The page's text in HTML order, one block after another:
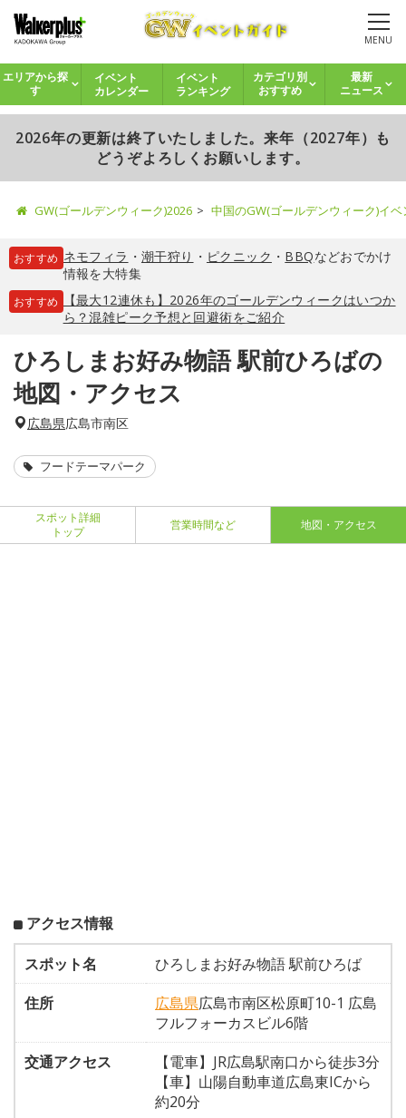
MENU
エリアから探
す
イベント
カレンダー
イベント
ランキング
カテゴリ別
おすすめ
最新
ニュース
2026年の更新は終了いたしました。来年（2027年）も
どうぞよろしくお願いします。
GW(ゴールデンウィーク)2026 中国のGW(ゴールデンウィーク)イ
おすすめ ネモフィラ ・ 潮干狩り ・ ピクニック ・ BBQなどおでかけ
情報を大特集
おすすめ
【最大12連休も】2026年のゴールデンウィークはいつか
ら？混雑ピーク予想と回避術をご紹介
ひろしまお好み物語 駅前ひろばの
地図・アクセス
広島県広島市南区
フードテーマパーク
スポット詳細
トップ
営業時間など 地図・アクセス
アクセス情報
スポット名
ひろしまお好み物語 駅前ひろば
住所
広島県広島市南区松原町10-1 広島
フルフォーカスビル6階
交通アクセス
【電車】JR広島駅南口から徒歩3分
【車】山陽自動車道広島東ICから
約20分